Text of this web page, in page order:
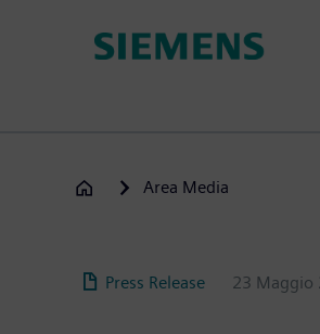
Area Media
Press Release 23 Maggio